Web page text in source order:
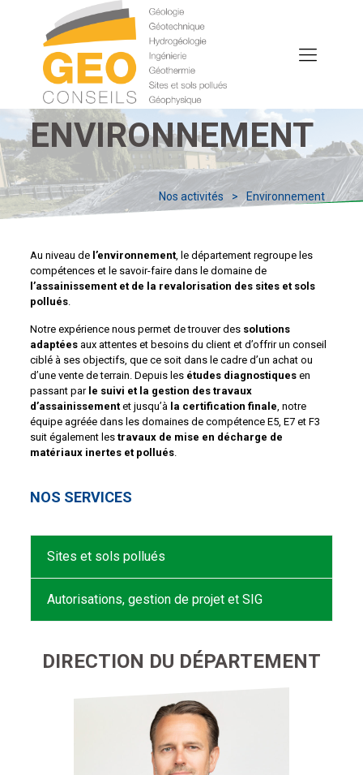
ENVIRONNEMENT
Nos activités > Environnement
Au niveau de l’environnement, le département regroupe les
compétences et le savoir-faire dans le domaine de
l’assainissement et de la revalorisation des sites et sols
pollués.
Notre expérience nous permet de trouver des solutions
adaptées aux attentes et besoins du client et d’offrir un conseil
ciblé à ses objectifs, que ce soit dans le cadre d’un achat ou
d’une vente de terrain. Depuis les études diagnostiques en
passant par le suivi et la gestion des travaux
d’assainissement et jusqu’à la certification finale, notre
équipe agréée dans les domaines de compétence E5, E7 et F3
suit également les travaux de mise en décharge de
matériaux inertes et pollués.
NOS SERVICES
Sites et sols pollués
Autorisations, gestion de projet et SIG
DIRECTION DU DÉPARTEMENT